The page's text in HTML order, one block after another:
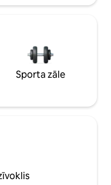
Sporta zāle